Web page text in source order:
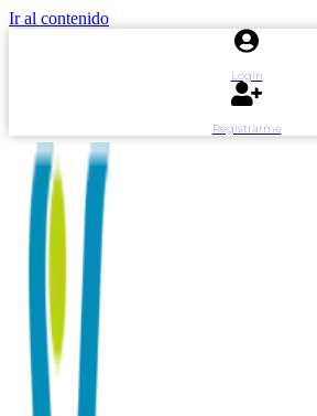
Ir al contenido
Login
Registrarme